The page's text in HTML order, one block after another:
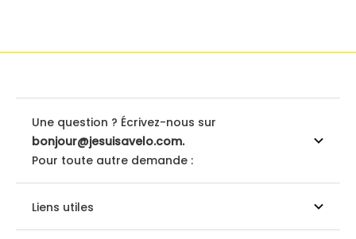
Une question ? Écrivez-nous sur
bonjour@jesuisavelo.com.
Pour toute autre demande :
Liens utiles